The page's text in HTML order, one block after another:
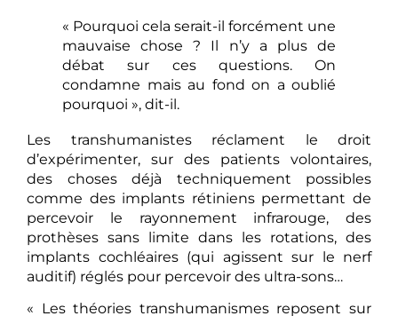
« Pourquoi cela serait-il forcément une
mauvaise chose ? Il n’y a plus de
débat sur ces questions. On
condamne mais au fond on a oublié
pourquoi », dit-il.
Les transhumanistes réclament le droit
d’expérimenter, sur des patients volontaires,
des choses déjà techniquement possibles
comme des implants rétiniens permettant de
percevoir le rayonnement infrarouge, des
prothèses sans limite dans les rotations, des
implants cochléaires (qui agissent sur le nerf
auditif) réglés pour percevoir des ultra-sons…
« Les théories transhumanismes reposent sur